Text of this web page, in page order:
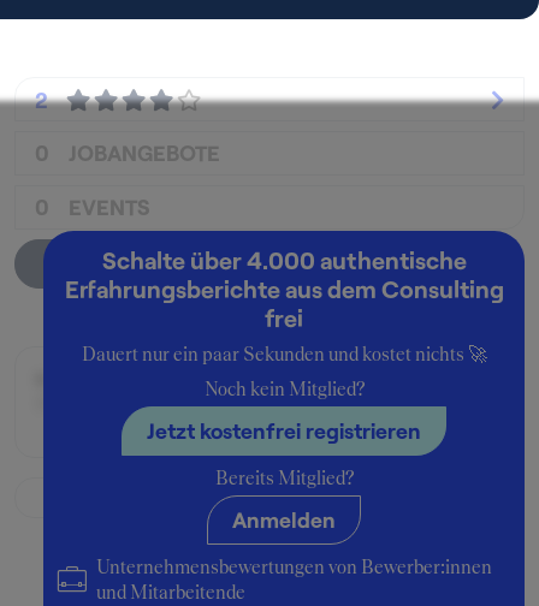
2
0 JOBANGEBOTE
0 EVENTS
Unternehmensprofil
Schalte über 4.000 authentische
Erfahrungsberichte aus dem Consulting
frei
Dauert nur ein paar Sekunden und kostet nichts 🚀
Noch kein Mitglied?
Jetzt kostenfrei registrieren
Bereits Mitglied?
Anmelden
Unternehmensbewertungen von Bewerber:innen
und Mitarbeitende